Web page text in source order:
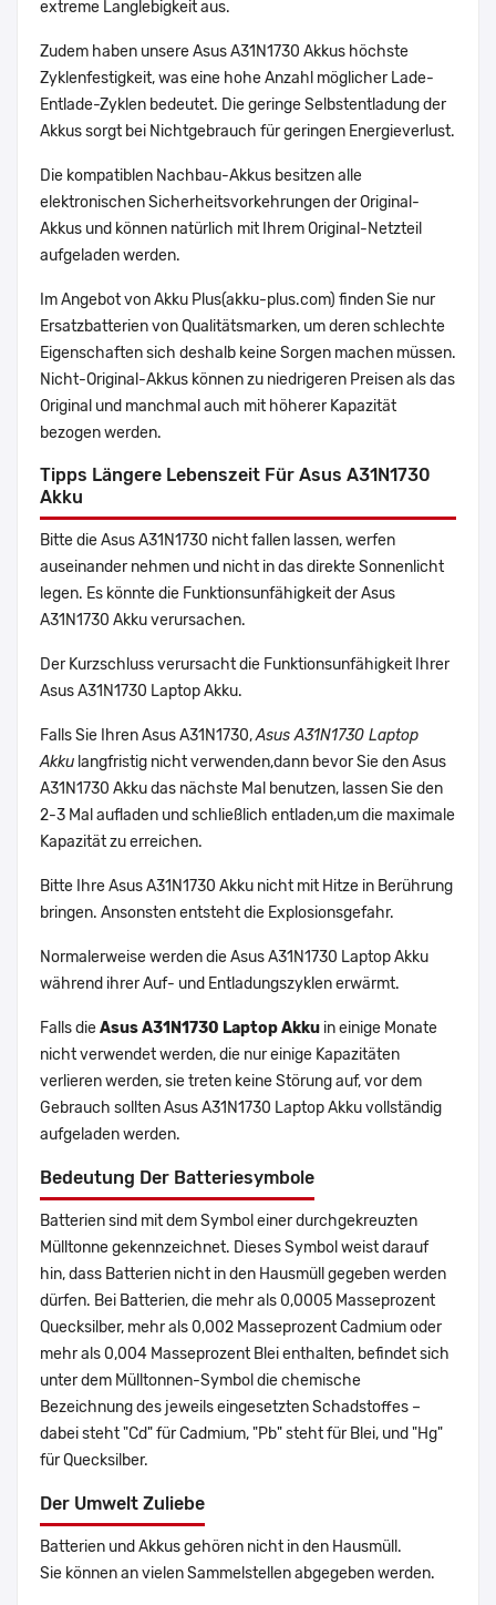
extreme Langlebigkeit aus.
Zudem haben unsere Asus A31N1730 Akkus höchste
Zyklenfestigkeit, was eine hohe Anzahl möglicher Lade-
Entlade-Zyklen bedeutet. Die geringe Selbstentladung der
Akkus sorgt bei Nichtgebrauch für geringen Energieverlust.
Die kompatiblen Nachbau-Akkus besitzen alle
elektronischen Sicherheitsvorkehrungen der Original-
Akkus und können natürlich mit Ihrem Original-Netzteil
aufgeladen werden.
Im Angebot von Akku Plus(akku-plus.com) finden Sie nur
Ersatzbatterien von Qualitätsmarken, um deren schlechte
Eigenschaften sich deshalb keine Sorgen machen müssen.
Nicht-Original-Akkus können zu niedrigeren Preisen als das
Original und manchmal auch mit höherer Kapazität
bezogen werden.
Tipps Längere Lebenszeit Für Asus A31N1730
Akku
Bitte die Asus A31N1730 nicht fallen lassen, werfen
auseinander nehmen und nicht in das direkte Sonnenlicht
legen. Es könnte die Funktionsunfähigkeit der Asus
A31N1730 Akku verursachen.
Der Kurzschluss verursacht die Funktionsunfähigkeit Ihrer
Asus A31N1730 Laptop Akku.
Falls Sie Ihren Asus A31N1730,Asus A31N1730 Laptop
Akku langfristig nicht verwenden,dann bevor Sie den Asus
A31N1730 Akku das nächste Mal benutzen, lassen Sie den
2-3 Mal aufladen und schließlich entladen,um die maximale
Kapazität zu erreichen.
Bitte Ihre Asus A31N1730 Akku nicht mit Hitze in Berührung
bringen. Ansonsten entsteht die Explosionsgefahr.
Normalerweise werden die Asus A31N1730 Laptop Akku
während ihrer Auf- und Entladungszyklen erwärmt.
Falls dieAsus A31N1730 Laptop Akku in einige Monate
nicht verwendet werden, die nur einige Kapazitäten
verlieren werden, sie treten keine Störung auf, vor dem
Gebrauch sollten Asus A31N1730 Laptop Akku vollständig
aufgeladen werden.
Bedeutung Der Batteriesymbole
Batterien sind mit dem Symbol einer durchgekreuzten
Mülltonne gekennzeichnet. Dieses Symbol weist darauf
hin, dass Batterien nicht in den Hausmüll gegeben werden
dürfen. Bei Batterien, die mehr als 0,0005 Masseprozent
Quecksilber, mehr als 0,002 Masseprozent Cadmium oder
mehr als 0,004 Masseprozent Blei enthalten, befindet sich
unter dem Mülltonnen-Symbol die chemische
Bezeichnung des jeweils eingesetzten Schadstoffes –
dabei steht "Cd" für Cadmium, "Pb" steht für Blei, und "Hg"
für Quecksilber.
Der Umwelt Zuliebe
Batterien und Akkus gehören nicht in den Hausmüll.
Sie können an vielen Sammelstellen abgegeben werden.